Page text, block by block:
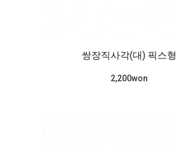
쌍장직사각(대) 픽스형
2,200won